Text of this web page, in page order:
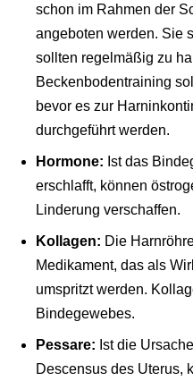
schon im Rahmen der
angeboten werden. Sie
sollten regelmäßig zu
Beckenbodentraining
bevor es zur
durchgeführt werden.
Hormone: Ist das
erschlafft, können
Linderung verschaffen.
Kollagen: Die
Medikament, das als
umspritzt werden.
Bindegewebes.
Pessare: Ist die
Descensus des Uterus,